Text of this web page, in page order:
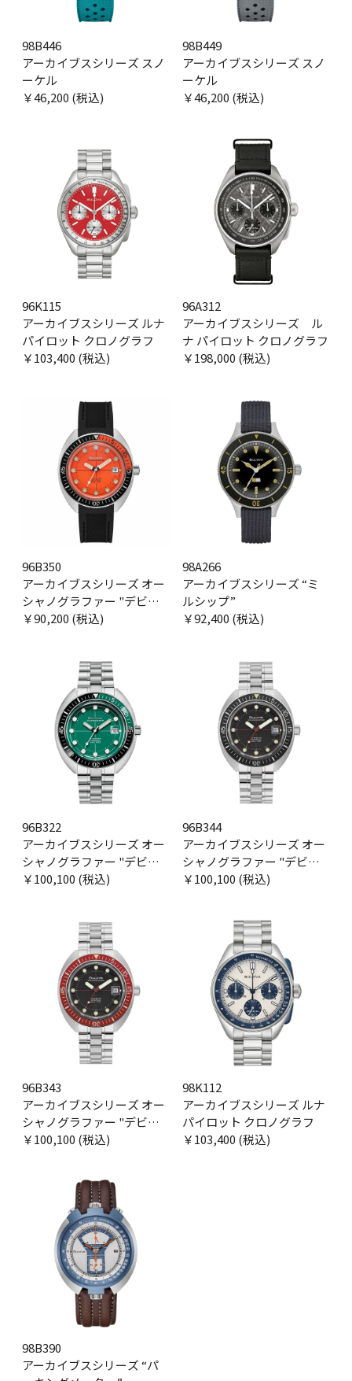
98B446
アーカイブスシリーズ スノ
ーケル
￥46,200 (税込)
98B449
アーカイブスシリーズ スノ
ーケル
￥46,200 (税込)
96K115
アーカイブスシリーズ ルナ
パイロット クロノグラフ
￥103,400 (税込)
96A312
アーカイブスシリーズ ル
ナ パイロット クロノグラフ
￥198,000 (税込)
96B350
アーカイブスシリーズ オー
シャノグラファー "デビル
ダイバー"
￥90,200 (税込)
98A266
アーカイブスシリーズ “ミ
ルシップ”
￥92,400 (税込)
96B322
アーカイブスシリーズ オー
シャノグラファー "デビル
ダイバー"
￥100,100 (税込)
96B344
アーカイブスシリーズ オー
シャノグラファー "デビル
ダイバー"
￥100,100 (税込)
96B343
アーカイブスシリーズ オー
シャノグラファー "デビル
ダイバー"
￥100,100 (税込)
98K112
アーカイブスシリーズ ルナ
パイロット クロノグラフ
￥103,400 (税込)
98B390
アーカイブスシリーズ “パ